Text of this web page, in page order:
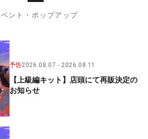
ント・ポップアップ
予告2026.08.07 2026.08.11
【上級編キット】店頭にて再販決定の
お知らせ